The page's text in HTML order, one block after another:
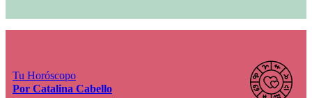
Tu Horóscopo
Por Catalina Cabello